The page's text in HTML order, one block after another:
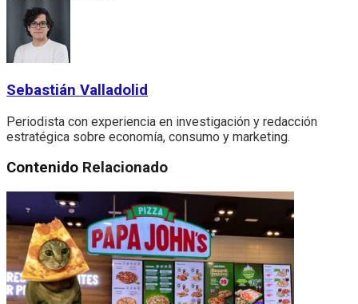
Sebastián Valladolid
Periodista con experiencia en investigación y redacción
estratégica sobre economía, consumo y marketing.
Contenido Relacionado